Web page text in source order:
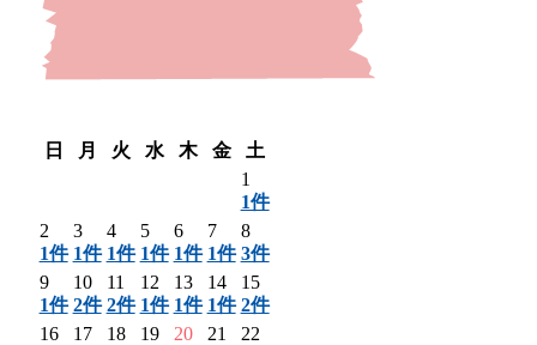
日
月 火 水 木 金
土
1
1件
2
1件
3
1件
4
1件
5
1件
6
1件
7
1件
8
3件
9
1件
10
2件
11
2件
12
1件
13
1件
14
1件
15
2件
16
17
18
19
20
21
22